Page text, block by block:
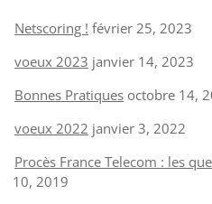
Netscoring ! février 25, 2023
voeux 2023 janvier 14, 2023
Bonnes Pratiques octobre 14,
voeux 2022 janvier 3, 2022
Procès France Telecom : les
10, 2019